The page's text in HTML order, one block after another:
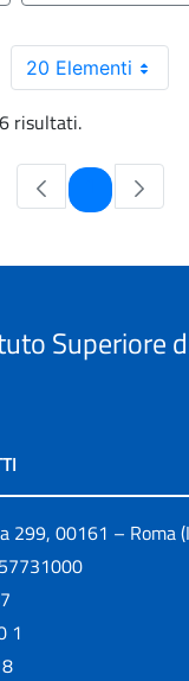
20 Elementi
risultati.
Pagina
Superiore
299, 00161 – Roma
1